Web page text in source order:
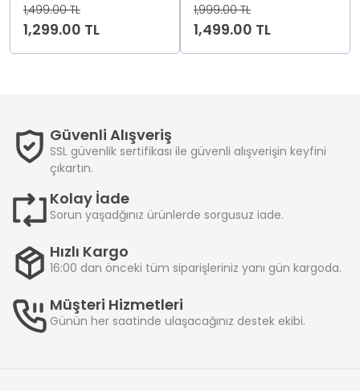
1,499.00 TL
1,299.00 TL
1,999.00 TL
1,499.00 TL
Güvenli Alışveriş
SSL güvenlik sertifikası ile güvenli alışverişin keyfini
çıkartın.
Kolay İade
Sorun yaşadğınız ürünlerde sorgusuz iade.
Hızlı Kargo
16:00 dan önceki tüm siparişleriniz yanı gün kargoda.
Müşteri Hizmetleri
Günün her saatinde ulaşacağınız destek ekibi.